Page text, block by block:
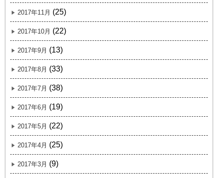
2017年11月 (25)
2017年10月 (22)
2017年9月 (13)
2017年8月 (33)
2017年7月 (38)
2017年6月 (19)
2017年5月 (22)
2017年4月 (25)
2017年3月 (9)